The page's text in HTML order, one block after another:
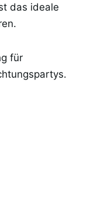
das ideale
für